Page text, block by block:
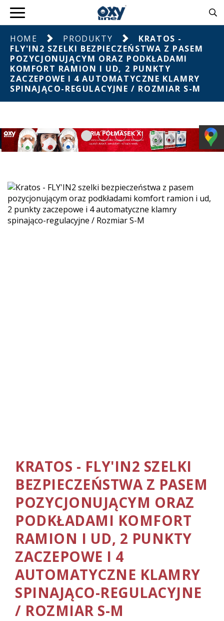
HOME PRODUKTY
KRATOS -
FLY'IN2 SZELKI BEZPIECZEŃSTWA Z PASEM
POZYCJONUJĄCYM ORAZ PODKŁADAMI
KOMFORT RAMION I UD, 2 PUNKTY
ZACZEPOWE I 4 AUTOMATYCZNE KLAMRY
SPINAJĄCO-REGULACYJNE / ROZMIAR S-M
KRATOS - FLY'IN2 SZELKI
BEZPIECZEŃSTWA Z PASEM
POZYCJONUJĄCYM ORAZ
PODKŁADAMI KOMFORT
RAMION I UD, 2 PUNKTY
ZACZEPOWE I 4
AUTOMATYCZNE KLAMRY
SPINAJĄCO-REGULACYJNE
/ ROZMIAR S-M